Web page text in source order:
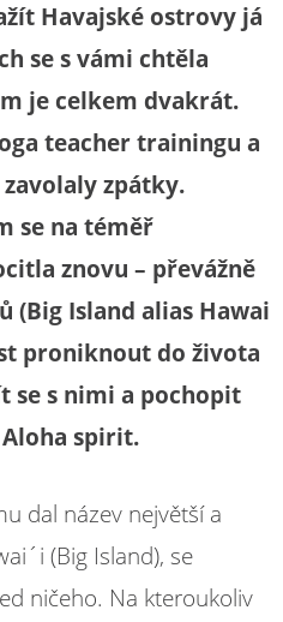
Havajské ostrovy já
se s vámi chtěla
je celkem dvakrát.
teacher trainingu a
zpátky.
se na téměř
znovu – převážně
(Big Island alias Hawai
proniknout do života
se s nimi a pochopit
spirit.
dal název největší a
(Big Island), se
ničeho. Na kteroukoliv